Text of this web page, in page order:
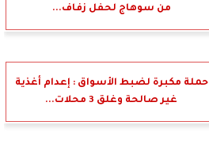
من سوهاج لحفل زفاف...
حملة مكبرة لضبط الأسواق : إعدام أغذية
غير صالحة وغلق 3 محلات...